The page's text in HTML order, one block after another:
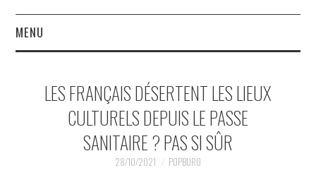
MENU
MUSIQUESACTUELLES.NET
GABBA GABBA HEY !
LES FRANÇAIS DÉSERTENT LES LIEUX
CULTURELS DEPUIS LE PASSE
SANITAIRE ? PAS SI SÛR
28/10/2021 POPBURO